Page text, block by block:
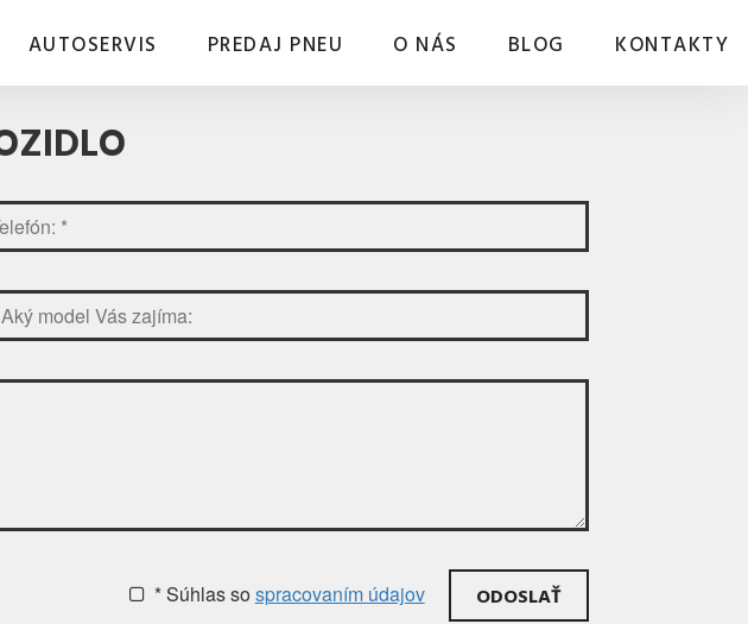
AUTOSERVIS PREDAJ PNEU O NÁS BLOG KONTAKTY
* Súhlasso spracovaním údajov